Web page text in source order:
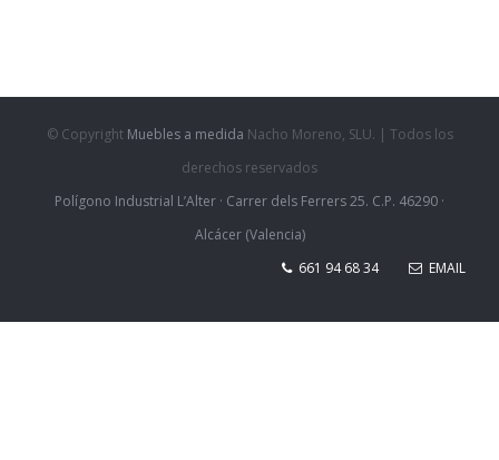
© Copyright Muebles a medida Nacho Moreno, SLU. | Todos los
derechos reservados
Polígono Industrial L’Alter · Carrer dels Ferrers 25. C.P. 46290 ·
Alcácer (Valencia)
661 94 68 34
EMAIL